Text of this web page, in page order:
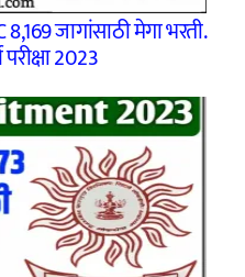
जागांसाठी मेगा भरती.
2023